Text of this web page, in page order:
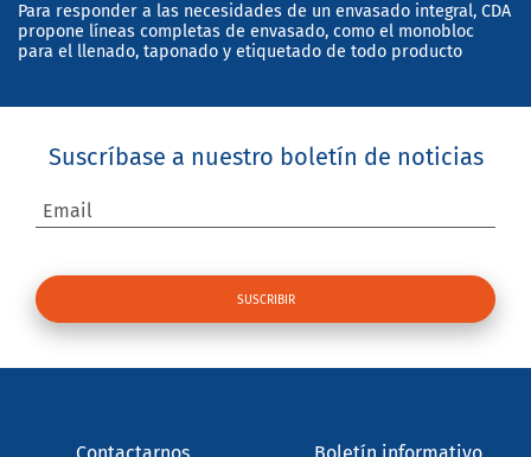
Para responder a las necesidades de un envasado integral, CDA
propone líneas completas de envasado, como el monobloc
para el llenado, taponado y etiquetado de todo producto
Suscríbase a nuestro boletín de noticias
Email